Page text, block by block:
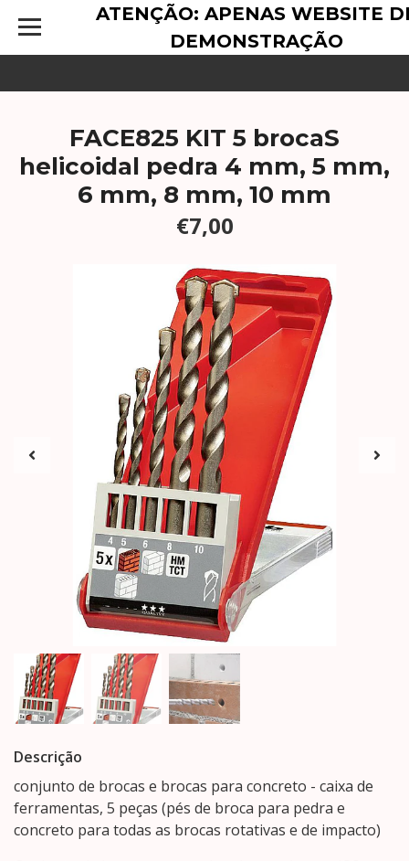
ATENÇÃO: APENAS WEBSITE
DEMONSTRAÇÃO
FACE825 KIT 5 brocaS
helicoidal pedra 4 mm, 5 mm,
6 mm, 8 mm, 10 mm
€7,00
Descrição
conjunto de brocas e brocas para concreto - caixa de
ferramentas, 5 peças (pés de broca para pedra e
concreto para todas as brocas rotativas e de impacto)